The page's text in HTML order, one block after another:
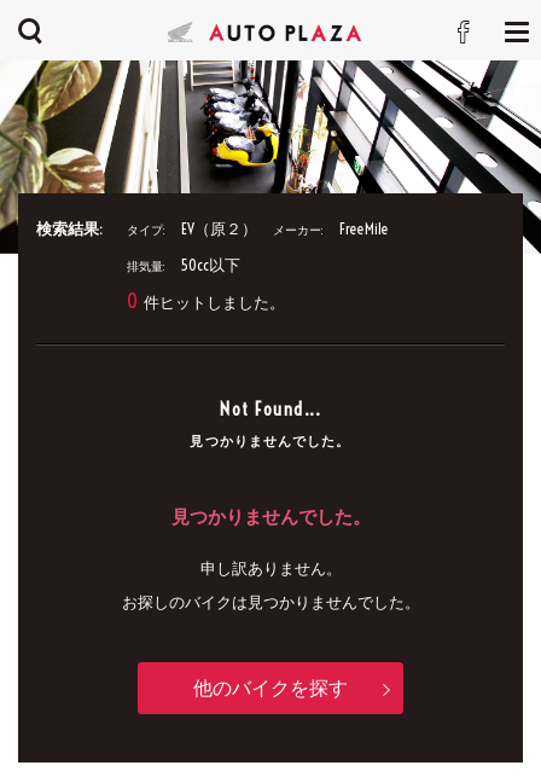
検索結果: タイプ: EV（原２） メーカー: FreeMile
排気量: 50cc以下
0 件ヒットしました。
Not Found...
見つかりませんでした。
見つかりませんでした。
申し訳ありません。
お探しのバイクは見つかりませんでした。
他のバイクを探す